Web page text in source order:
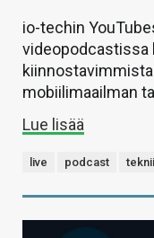
io-techin
videopodcastissa
mobiilimaailman
Lue lisää
live podcast